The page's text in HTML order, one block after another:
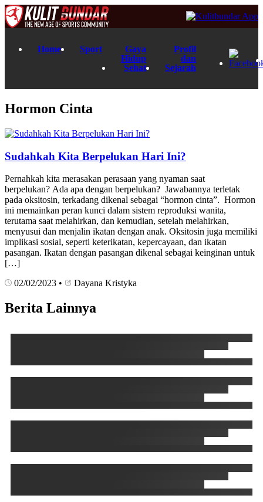
Home Sport
Gaya
Hidup
Sehat
Profil
dan
Sejarah
Hormon Cinta
Sudahkah Kita Berpelukan Hari Ini?
Pernahkah kita merasakan perasaan yang nyaman saat
berpelukan? Ada apa dengan berpelukan? Jawabannya terletak
pada oksitosin, terkadang dikenal sebagai “hormon cinta”. Hormon
ini memainkan peran kunci dalam sistem reproduksi wanita,
terutama saat melahirkan, dan kemudian, setelah melahirkan,
menyusui dan menjalin ikatan dengan anak. Oksitosin juga memiliki
implikasi sosial, seperti keterikatan, kepercayaan, dan ikatan
pasangan. Ikatan dengan pasangan dikenal sebagai keinginan untuk
[…]
02/02/2023 • Dayana Kristyka
Berita Lainnya